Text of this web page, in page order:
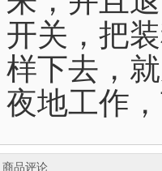
开关，把
样下去，
夜地工作
商品评论